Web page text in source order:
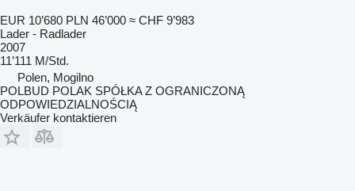
EUR 10’680 PLN 46’000 ≈ CHF 9’983
Lader - Radlader
2007
11’111 M/Std.
Polen, Mogilno
POLBUD POLAK SPÓŁKA Z OGRANICZONĄ
ODPOWIEDZIALNOŚCIĄ
Verkäufer kontaktieren